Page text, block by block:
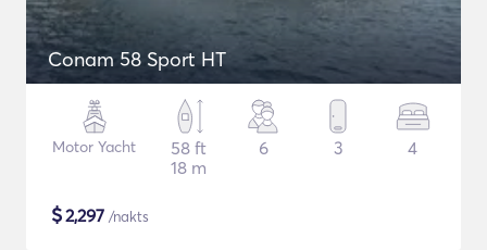
Conam 58 Sport HT
Motor Yacht
58 ft
18 m
6 3 4
$2,297 /nakts